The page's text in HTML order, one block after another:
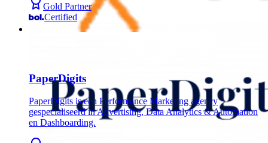
Gold Partner
Certified
PaperDigits
PaperDigits is een Performance Marketing agency
gespecialiseerd in Advertising, Data Analytics & Automation
en Dashboarding.